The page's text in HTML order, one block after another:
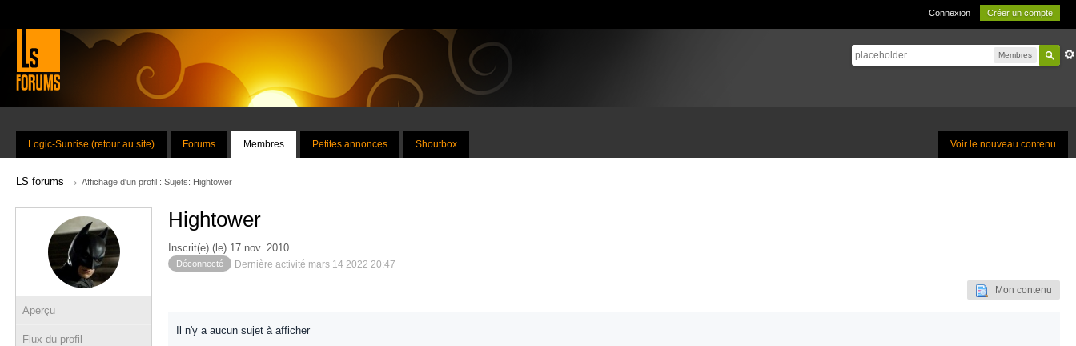
Connexion Créer un compte
Membres
Voir le nouveau contenu
Logic-Sunrise (retour au site) Forums Membres Petites annonces Shoutbox
LS forums → Affichage d'un profil : Sujets: Hightower
Aperçu
Flux du profil
Hightower
Inscrit(e) (le) 17 nov. 2010
Déconnecté Dernière activité mars 14 2022 20:47
Mon contenu
Il n'y a aucun sujet à afficher